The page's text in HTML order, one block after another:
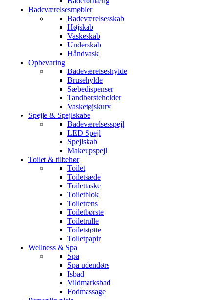
Badeværelsesmøbler
Badeværelsesskab
Højskab
Vaskeskab
Underskab
Håndvask
Opbevaring
Badeværelseshylde
Brusehylde
Sæbedispenser
Tandbørsteholder
Vasketøjskurv
Spejle & Spejlskabe
Badeværelsesspejl
LED Spejl
Spejlskab
Makeupspejl
Toilet & tilbehør
Toilet
Toiletsæde
Toilettaske
Toiletblok
Toiletrens
Toiletbørste
Toiletrulle
Toiletstøtte
Toiletpapir
Wellness & Spa
Spa
Spa udendørs
Isbad
Vildmarksbad
Fodmassage